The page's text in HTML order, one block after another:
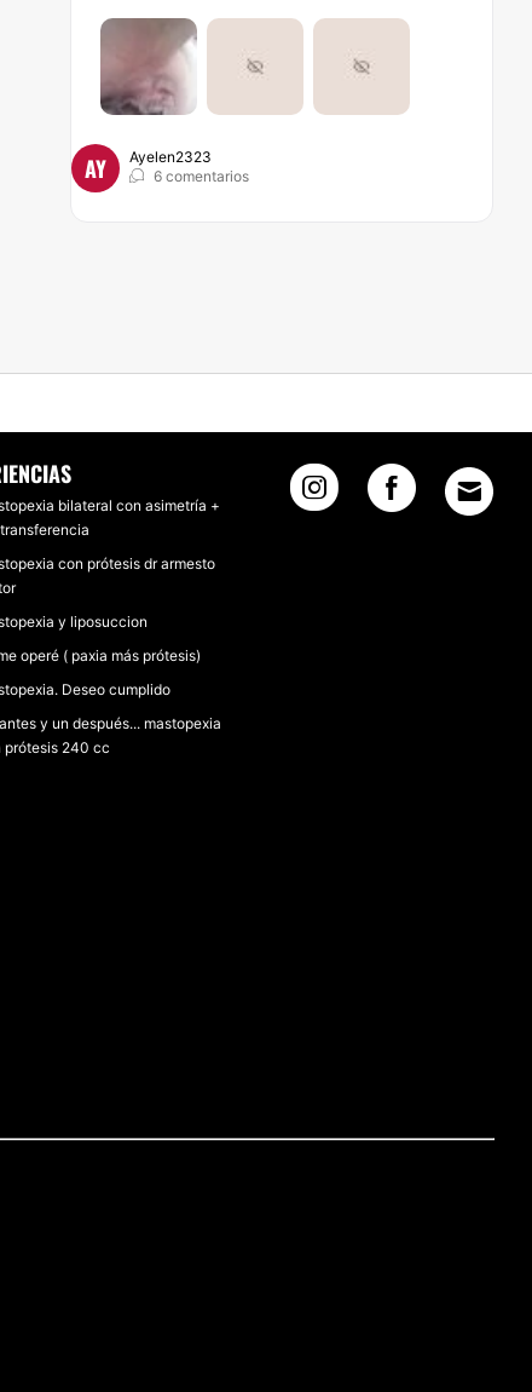
AY
Ayelen2323
6 comentarios
bilateral con asimetría +
con prótesis dr armesto
y liposuccion
operé ( paxia más prótesis)
Deseo cumplido
y un después... mastopexia
prótesis 240 cc